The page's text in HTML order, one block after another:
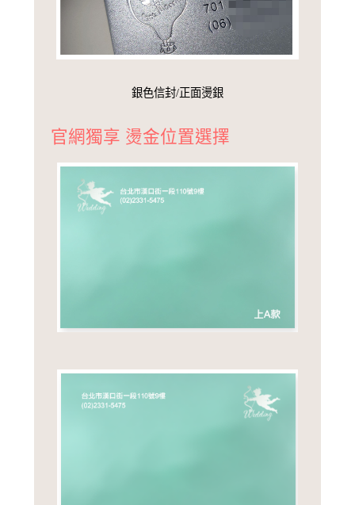
銀色信封/正面燙銀
官網獨享 燙金位置選擇